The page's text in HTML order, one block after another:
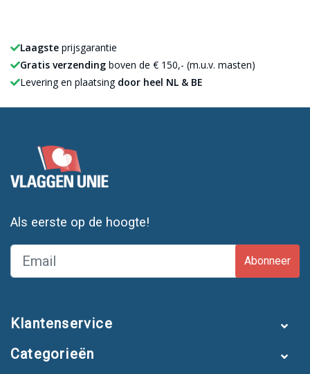
Laagste prijsgarantie
Gratis verzending boven de € 150,- (m.u.v. masten)
Levering en plaatsing door heel NL & BE
Als eerste op de hoogte!
Abonneer
Klantenservice
Categorieën